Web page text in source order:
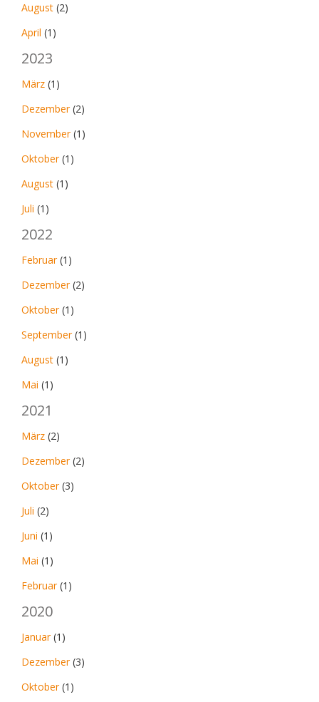
August (2)
April (1)
2023
März (1)
Dezember(2)
November(1)
Oktober(1)
August (1)
Juli (1)
2022
Februar(1)
Dezember(2)
Oktober(1)
September(1)
August (1)
Mai (1)
2021
März (2)
Dezember(2)
Oktober(3)
Juli (2)
Juni (1)
Mai (1)
Februar(1)
2020
Januar(1)
Dezember(3)
Oktober(1)